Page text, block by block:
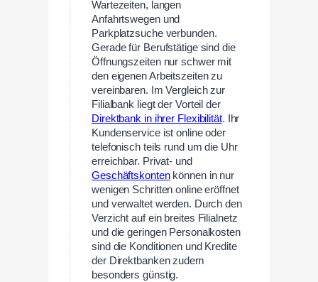
Wartezeiten, langen
Anfahrtswegen und
Parkplatzsuche verbunden.
Gerade für Berufstätige sind die
Öffnungszeiten nur schwer mit
den eigenen Arbeitszeiten zu
vereinbaren. Im Vergleich zur
Filialbank liegt der Vorteil der
Direktbank in ihrer Flexibilität. Ihr
Kundenservice ist online oder
telefonisch teils rund um die Uhr
erreichbar. Privat- und
Geschäftskontenkönnen in nur
wenigen Schritten online eröffnet
und verwaltet werden. Durch den
Verzicht auf ein breites Filialnetz
und die geringen Personalkosten
sind die Konditionen und Kredite
der Direktbanken zudem
besonders günstig.